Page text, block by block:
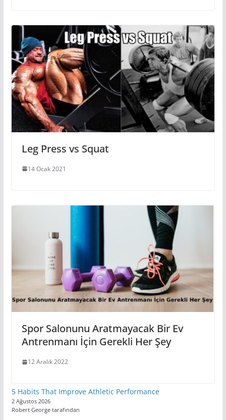
Leg Press vs Squat
14 Ocak 2021
Spor Salonunu Aratmayacak Bir Ev
Antrenmanı İçin Gerekli Her Şey
12 Aralık 2022
5 Habits That Improve Athletic Performance
2 Ağustos 2026
Robert George tarafından